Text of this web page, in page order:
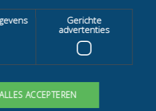
Yvonne Nauta
Team Stressless
bij
Weissensee4kids
Bianca Roosenboom
Mischa Top
Gerichte
advertenties
ACCEPTEREN